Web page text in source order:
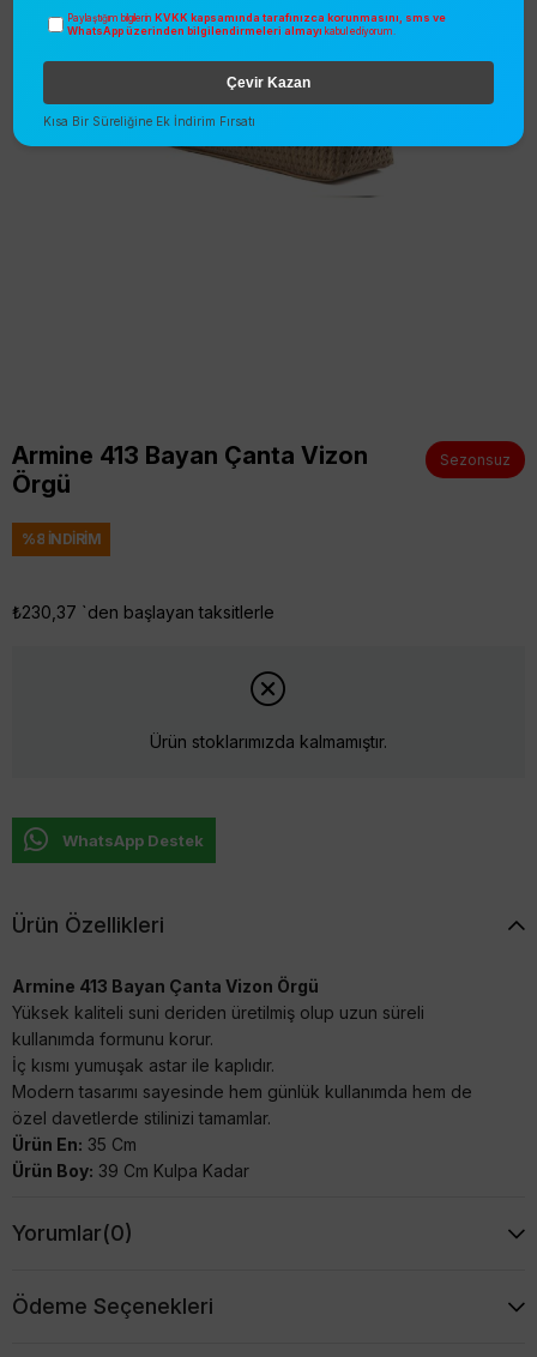
Armine 413 Bayan Çanta Vizon
Örgü
Sezonsuz
%8 İNDIRIM
₺230,37 `den başlayan taksitlerle
Ürün stoklarımızda kalmamıştır.
WhatsApp Destek
Ürün Özellikleri
Armine 413 Bayan Çanta Vizon Örgü
Yüksek kaliteli suni deriden üretilmiş olup uzun süreli
kullanımda formunu korur.
İç kısmı yumuşak astar ile kaplıdır.
Modern tasarımı sayesinde hem günlük kullanımda hem de
özel davetlerde stilinizi tamamlar.
Ürün En: 35 Cm
Ürün Boy: 39 Cm Kulpa Kadar
Yorumlar(0)
Ödeme Seçenekleri
Paylaştığım bilgilerin KVKK kapsamında tarafınızca korunmasını, sms ve
WhatsApp üzerinden bilgilendirmeleri almayı kabul ediyorum.
Çevir Kazan
Kısa Bir Süreliğine Ek İndirim Fırsatı